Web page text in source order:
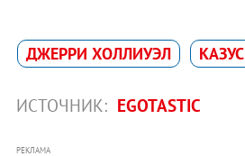
ДЖЕРРИ ХОЛЛИУЭЛ КАЗУС
ИСТОЧНИК: EGOTASTIC
РЕКЛАМА